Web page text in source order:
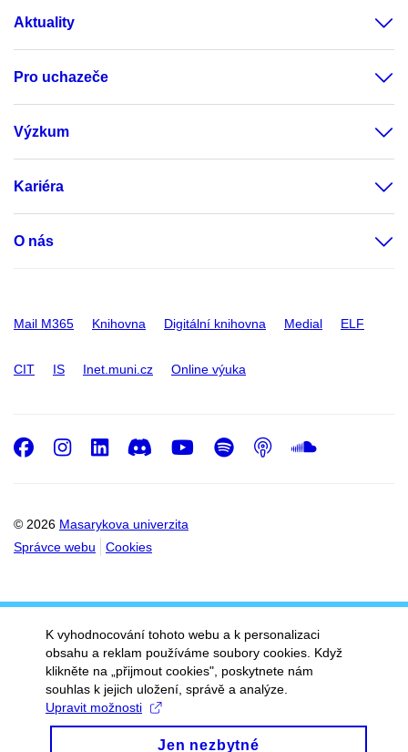
Aktuality
Pro uchazeče
Výzkum
Kariéra
O nás
Mail M365 Knihovna Digitální knihovna Medial ELF
CIT IS Inet.muni.cz Online výuka
© 2026 Masarykova univerzita
Správce webu
Cookies
Facebook
Instagram
LinkedIn
DiscordYoutube
Spotify
Podcast
K vyhodnocování tohoto webu a k personalizaci
obsahu a reklam používáme soubory cookies. Když
klikněte na „přijmout cookies", poskytnete nám
souhlas k jejich uložení, správě a analýze.
Upravit možnosti
Jen nezbytné